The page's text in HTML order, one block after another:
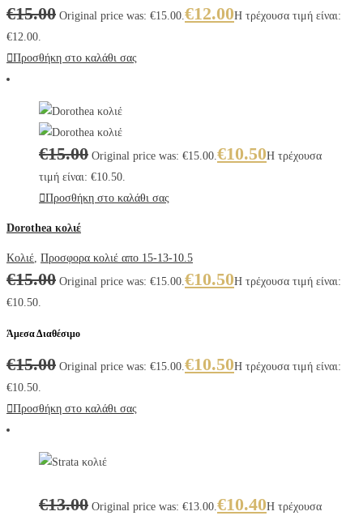
€15.00 Original price was: €15.00. €12.00Η τρέχουσα τιμή είναι:
€12.00.
Προσθήκη στο καλάθι σας
€15.00 Original price was: €15.00. €10.50Η τρέχουσα
τιμή είναι: €10.50.
Προσθήκη στο καλάθι σας
Dorothea κολιέ
Κολιέ Προσφορα κολιέ απο 15-13-10.5
€15.00 Original price was: €15.00. €10.50Η τρέχουσα τιμή είναι:
€10.50.
Άμεσα Διαθέσιμο
€15.00 Original price was: €15.00. €10.50Η τρέχουσα τιμή είναι:
€10.50.
Προσθήκη στο καλάθι σας
€13.00 Original price was: €13.00. €10.40Η τρέχουσα